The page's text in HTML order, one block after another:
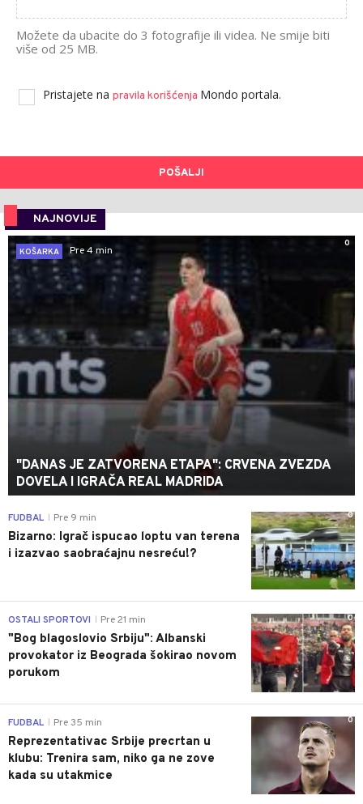
Možete da ubacite do 3 fotografije ili videa. Ne smije biti
više od 25 MB.
Pristajete na pravila korišćenja Mondo portala.
POŠALJI
NAJNOVIJE
0
KOŠARKA
Pre 4 min
"DANAS JE ZATVORENA ETAPA": CRVENA ZVEZDA
DOVELA I IGRAČA REAL MADRIDA
0
FUDBAL Pre 9 min
Bizarno: Igrač ispucao loptu van terena
i izazvao saobraćajnu nesreću!?
0
OSTALI SPORTOVI Pre 21 min
"Bog blagoslovio Srbiju": Albanski
provokator iz Beograda šokirao novom
porukom
0
FUDBAL Pre 35 min
Reprezentativac Srbije precrtan u
klubu: Trenira sam, niko ga ne zove
kada su utakmice